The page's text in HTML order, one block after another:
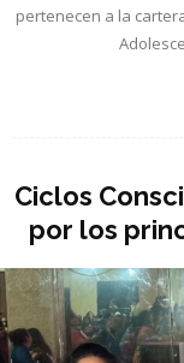
pertenecen a la
Ciclos
por los